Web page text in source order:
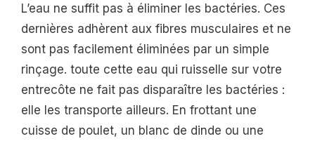
L’eau ne suffit pas à éliminer les bactéries. Ces
dernières adhèrent aux fibres musculaires et ne
sont pas facilement éliminées par un simple
rinçage. toute cette eau qui ruisselle sur votre
entrecôte ne fait pas disparaître les bactéries :
elle les transporte ailleurs. En frottant une
cuisse de poulet, un blanc de dinde ou une